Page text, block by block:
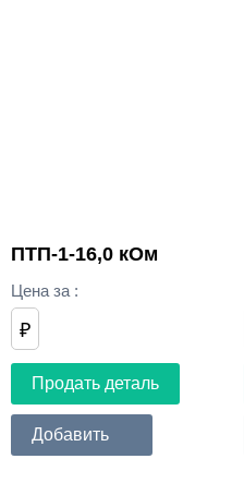
ПТП-1-16,0 кОм
Цена за :
₽
Продать деталь
Добавить